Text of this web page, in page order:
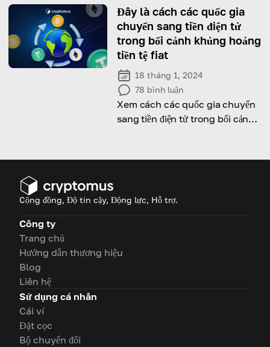
rủi ro cũng như lợi nhuận tiềm
năng mà bạn có thể nhận được.
Đây là cách các quốc gia
chuyển sang tiền điện tử
trong bối cảnh khủng hoảng
tiền tệ fiat
18 tháng 1, 2024
78 bình luận
Xem cách các quốc gia chuyển
sang tiền điện tử trong bối cảnh
Cộng đồng, Độ tin cậy, Động lực, Hỗ trợ.
Công ty
Trang chủ
Hướng dẫn thương hiệu
Blog
Liên hệ
Sử dụng cá nhân
Cái ví
Đặt cọc
Bộ chuyển đổi